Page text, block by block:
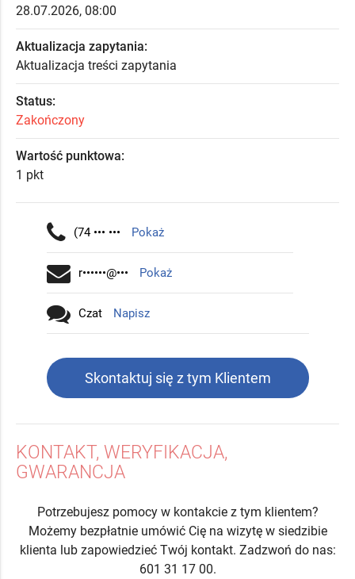
28.07.2026, 08:00
Aktualizacja zapytania:
Aktualizacja treści zapytania
Status:
Zakończony
Wartość punktowa:
1 pkt
(74 ••• ••• Pokaż
r••••••@••• Pokaż
Czat Napisz
Skontaktuj się z tym Klientem
KONTAKT, WERYFIKACJA,
GWARANCJA
Potrzebujesz pomocy w kontakcie z tym klientem?
Możemy bezpłatnie umówić Cię na wizytę w siedzibie
klienta lub zapowiedzieć Twój kontakt. Zadzwoń do nas:
601 31 17 00.